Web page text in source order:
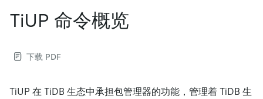
TiUP 命令概览
下载 PDF
TiUP 在 TiDB 生态中承担包管理器的功能，管理着 TiDB 生